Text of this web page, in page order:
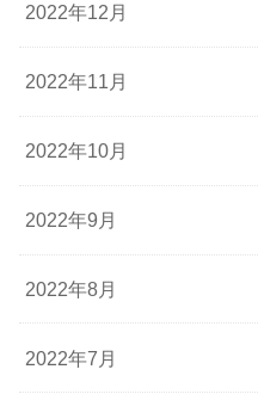
2022年12月
2022年11月
2022年10月
2022年9月
2022年8月
2022年7月